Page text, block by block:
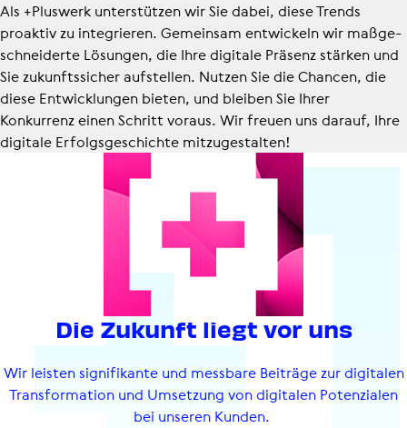
Als +Pluswerk unterstützen wir Sie dabei, diese Trends
proaktiv zu integrieren. Gemeinsam entwickeln wir maßge­
schnei­derte Lösungen, die Ihre digitale Präsenz stärken und
Sie zukunftssicher aufstellen. Nutzen Sie die Chancen, die
diese Entwicklungen bieten, und bleiben Sie Ihrer
Konkurrenz einen Schritt voraus. Wir freuen uns darauf, Ihre
digitale Erfolgs­ge­schichte mitzugestalten!
Die Zukunft liegt vor uns
Wir leisten signifikante und messbare Beiträge zur digitalen
Transformation und Umsetzung von digitalen Potenzialen
bei unseren Kunden.